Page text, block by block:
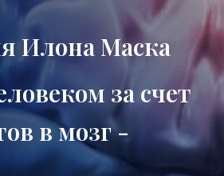
Илона Маска
за счет
в мозг -